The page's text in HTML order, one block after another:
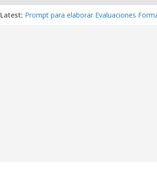
Latest: Prompt para elaborar Evaluaciones